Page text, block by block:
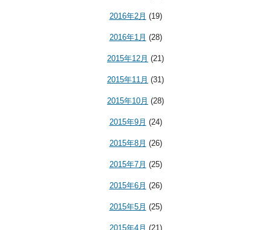
2016年2月 (19)
2016年1月 (28)
2015年12月 (21)
2015年11月 (31)
2015年10月 (28)
2015年9月 (24)
2015年8月 (26)
2015年7月 (25)
2015年6月 (26)
2015年5月 (25)
2015年4月 (21)